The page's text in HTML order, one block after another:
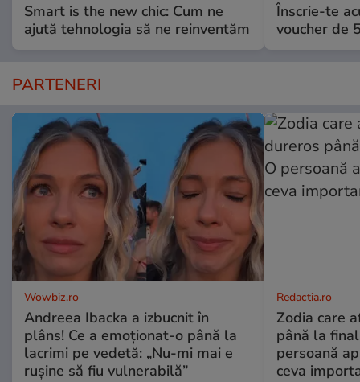
Smart is the new chic: Cum ne
ajută tehnologia să ne reinventăm
Înscrie-te
voucher de
PARTENERI
Wowbiz.ro
Andreea Ibacka a izbucnit în
plâns! Ce a emoționat-o până la
lacrimi pe vedetă: „Nu-mi mai e
rușine să fiu vulnerabilă”
Redactia.ro
Zodia care
până la
persoană
ceva